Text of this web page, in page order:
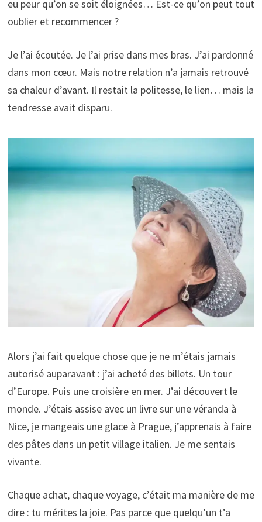
eu peur qu’on se soit éloignées… Est-ce qu’on peut tout
oublier et recommencer ?
Je l’ai écoutée. Je l’ai prise dans mes bras. J’ai pardonné
dans mon cœur. Mais notre relation n’a jamais retrouvé
sa chaleur d’avant. Il restait la politesse, le lien… mais la
tendresse avait disparu.
Alors j’ai fait quelque chose que je ne m’étais jamais
autorisé auparavant : j’ai acheté des billets. Un tour
d’Europe. Puis une croisière en mer. J’ai découvert le
monde. J’étais assise avec un livre sur une véranda à
Nice, je mangeais une glace à Prague, j’apprenais à faire
des pâtes dans un petit village italien. Je me sentais
vivante.
Chaque achat, chaque voyage, c’était ma manière de me
dire : tu mérites la joie. Pas parce que quelqu’un t’a